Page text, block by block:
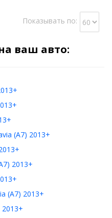
Показывать по:
ваш авто:
(A7) 2013+
2013+
(A7) 2013+